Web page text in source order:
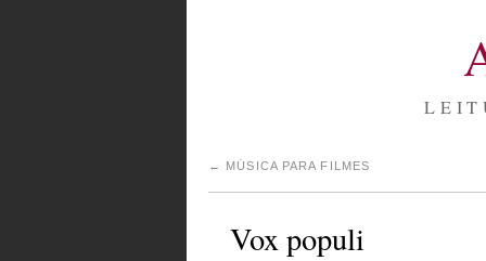
← MÚSICA PARA FILMES
Vox populi